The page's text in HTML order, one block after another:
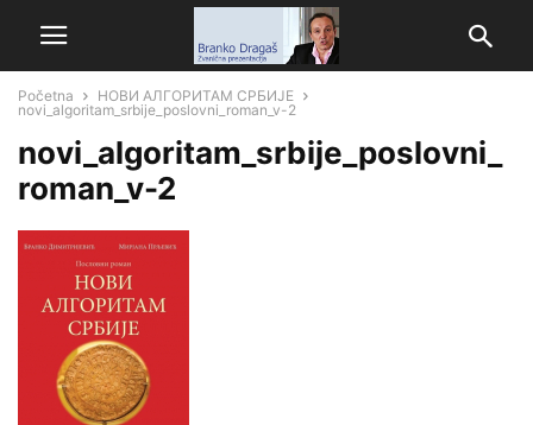
Početna
НОВИ АЛГОРИТАМ СРБИЈЕ
novi_algoritam_srbije_poslovni_roman_v-2
novi_algoritam_srbije_poslovni_
roman_v-2